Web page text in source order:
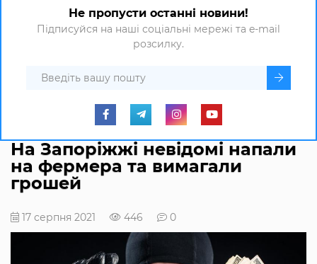
Не пропусти останні новини!
Підписуйся на наші соціальні мережі та e-mail
розсилку.
На Запоріжжі невідомі напали
на фермера та вимагали
грошей
17 серпня 2021 446 0